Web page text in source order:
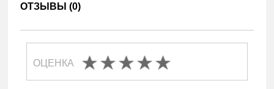
ОТЗЫВЫ (0)
ОЦЕНКА